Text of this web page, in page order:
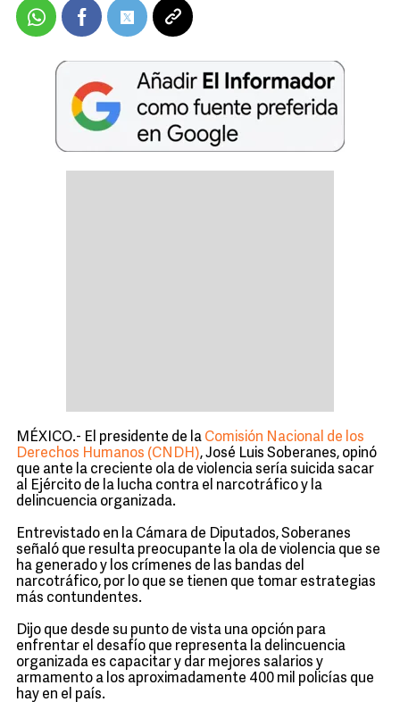
MÉXICO.- El presidente de la Comisión Nacional de los
Derechos Humanos (CNDH), José Luis Soberanes, opinó
que ante la creciente ola de violencia sería suicida sacar
al Ejército de la lucha contra el narcotráfico y la
delincuencia organizada.
Entrevistado en la Cámara de Diputados, Soberanes
señaló que resulta preocupante la ola de violencia que se
ha generado y los crímenes de las bandas del
narcotráfico, por lo que se tienen que tomar estrategias
más contundentes.
Dijo que desde su punto de vista una opción para
enfrentar el desafío que representa la delincuencia
organizada es capacitar y dar mejores salarios y
armamento a los aproximadamente 400 mil policías que
hay en el país.